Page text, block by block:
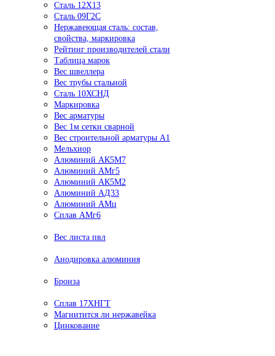
Сталь 12Х13
Сталь 09Г2С
Нержавеющая сталь: состав,
свойства, маркировка
Рейтинг производителей стали
Таблица марок
Вес швеллера
Вес трубы стальной
Сталь 10ХСНД
Маркировка
Вес арматуры
Вес 1м сетки сварной
Вес строительной арматуры А1
Мельхиор
Алюминий АК5М7
Алюминий АМг5
Алюминий АК5М2
Алюминий АД33
Алюминий АМц
Сплав АМг6
Вес листа пвл
Анодировка алюминия
Бронза
Сплав 17ХНГТ
Магнитится ли нержавейка
Цинкование